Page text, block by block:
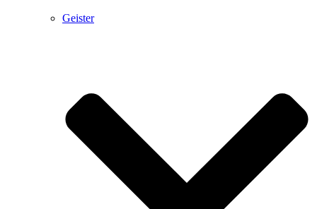
Geister